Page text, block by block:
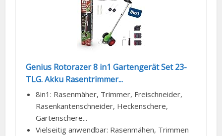
Genius Rotorazer 8 in1 Gartengerät Set 23-
TLG. Akku Rasentrimmer...
8in1: Rasenmäher, Trimmer, Freischneider,
Rasenkantenschneider, Heckenschere,
Gartenschere...
Vielseitig anwendbar: Rasenmähen, Trimmen